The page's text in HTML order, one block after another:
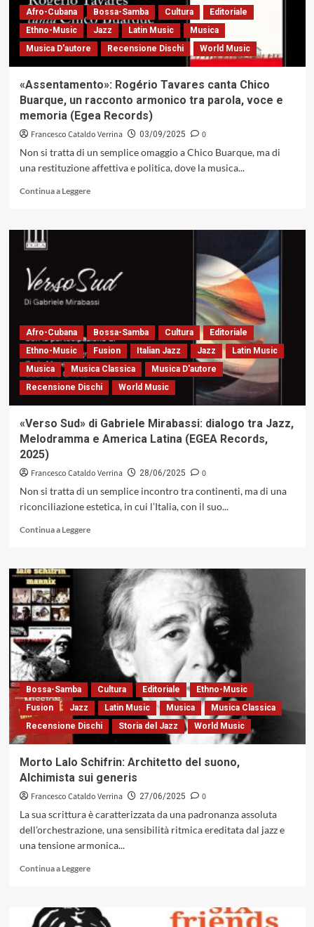
Afro-Cubana Bossa-Samba Cultura
Editoriale
Ethno-Music
Jazz Latin Music
Musica
Musica D'autore
Recensione Dischi World Music
«Assentamento»: Rogério Tavares canta Chico
Buarque, un racconto armonico tra parola, voce e
memoria (Egea Records)
Francesco Cataldo Verrina 03/09/2025
0
Non si tratta di un semplice omaggio a Chico Buarque, ma di
una restituzione affettiva e politica, dove la musica...
Continua a LeggereLeggi
su
Tavares
canta
Buarque,
racconto
armonico
tra
parola,
voce
(Egea
Records)
Afro-Cubana Bossa-Samba Cultura
Editoriale
Ethno-Music
Fusion Italian Jazz Jazz
Latin Music
Musica
Musica Classica
Musica D'autore
Recensione Dischi
World Music
«Verso Sud» di Gabriele Mirabassi: dialogo tra Jazz,
Melodramma e America Latina (EGEA Records,
2025)
Francesco Cataldo Verrina 28/06/2025
0
Non si tratta di un semplice incontro tra continenti, ma di una
riconciliazione estetica, in cui l’Italia, con il suo...
Continua a LeggereLeggi
su
«Verso
Sud»
Gabriele
Mirabassi:
dialogo
Melodramma
e
America
Latina
2025)
Bossa-Samba Cultura Editoriale
Ethno-Music
Fusion
Jazz Latin Music Musica
Musica Classica
Recensione Dischi
Storia del Jazz World Music
Morto Lalo Schifrin: Architetto del suono,
Alchimista sui generis
Francesco Cataldo Verrina 27/06/2025
0
La sua scrittura è caratterizzata da una padronanza assoluta
dell’orchestrazione, una sensibilità ritmica ereditata dal jazz e
una tensione armonica...
Continua a LeggereLeggi
su
Morto